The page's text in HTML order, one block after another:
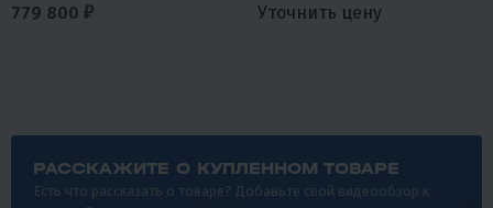
779 800 ₽ Уточнить цену
РАССКАЖИТЕ О КУПЛЕННОМ ТОВАРЕ
Есть что рассказать о товаре? Добавьте свой видеообзор к